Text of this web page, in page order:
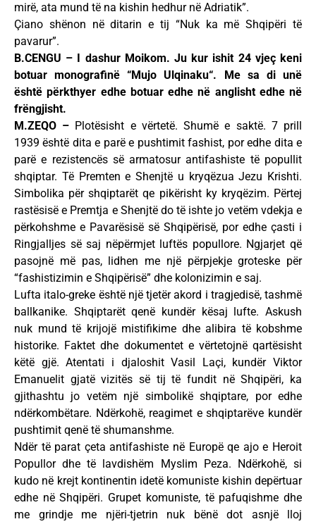
mirë, ata mund të na kishin hedhur në Adriatik”.
Çiano shënon në ditarin e tij “Nuk ka më Shqipëri të
pavarur”.
B.CENGU – I dashur Moikom. Ju kur ishit 24 vjeç keni
botuar monografinë “Mujo Ulqinaku“. Me sa di unë
është përkthyer edhe botuar edhe në anglisht edhe në
frëngjisht.
M.ZEQO – Plotësisht e vërtetë. Shumë e saktë. 7 prill
1939 është dita e parë e pushtimit fashist, por edhe dita e
parë e rezistencës së armatosur antifashiste të popullit
shqiptar. Të Premten e Shenjtë u kryqëzua Jezu Krishti.
Simbolika për shqiptarët qe pikërisht ky kryqëzim. Përtej
rastësisë e Premtja e Shenjtë do të ishte jo vetëm vdekja e
përkohshme e Pavarësisë së Shqipërisë, por edhe çasti i
Ringjalljes së saj nëpërmjet luftës popullore. Ngjarjet që
pasojnë më pas, lidhen me një përpjekje groteske për
“fashistizimin e Shqipërisë” dhe kolonizimin e saj.
Lufta italo-greke është një tjetër akord i tragjedisë, tashmë
ballkanike. Shqiptarët qenë kundër kësaj lufte. Askush
nuk mund të krijojë mistifikime dhe alibira të kobshme
historike. Faktet dhe dokumentet e vërtetojnë qartësisht
këtë gjë. Atentati i djaloshit Vasil Laçi, kundër Viktor
Emanuelit gjatë vizitës së tij të fundit në Shqipëri, ka
gjithashtu jo vetëm një simbolikë shqiptare, por edhe
ndërkombëtare. Ndërkohë, reagimet e shqiptarëve kundër
pushtimit qenë të shumanshme.
Ndër të parat çeta antifashiste në Europë qe ajo e Heroit
Popullor dhe të lavdishëm Myslim Peza. Ndërkohë, si
kudo në krejt kontinentin idetë komuniste kishin depërtuar
edhe në Shqipëri. Grupet komuniste, të pafuqishme dhe
me grindje me njëri-tjetrin nuk bënë dot asnjë lloj